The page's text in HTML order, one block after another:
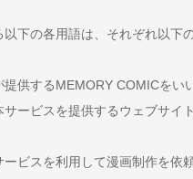
下の各用語は、それぞれ以下
提供するMEMORY COMICをい
サービスを提供するウェブサ
ービスを利用して漫画制作を依